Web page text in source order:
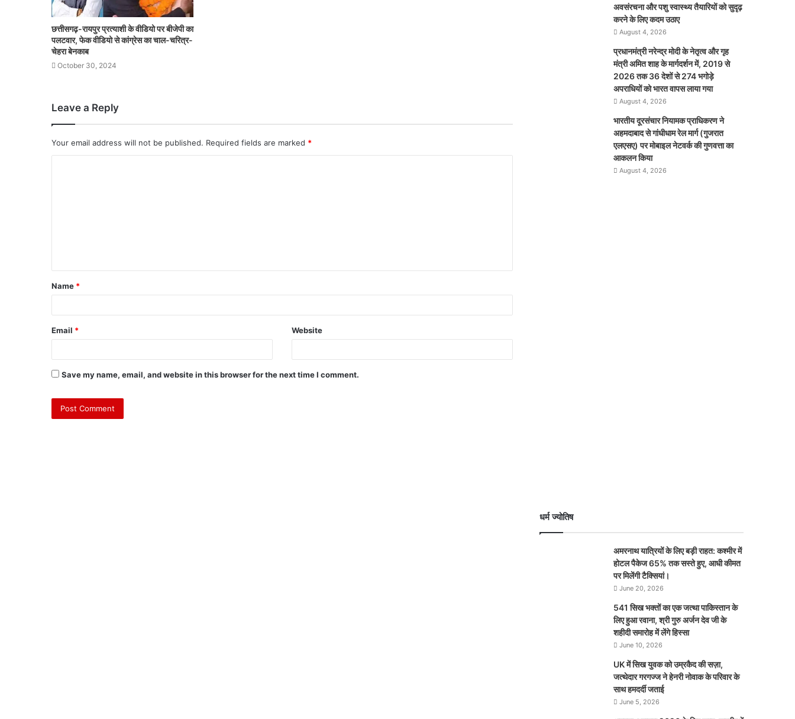
छत्तीसगढ़-रायपुर प्रत्याशी के वीडियो पर बीजेपी का
पलटवार, फेक वीडियो से कांग्रेस का चाल-चरित्र-
चेहरा बेनकाब
October 30, 2024
Leave a Reply
Your email address will not be published. Required fields are marked *
Name *
Email * Website
Save my name, email, and website in this browser for the next time I comment.
अवसंरचना और पशु स्वास्थ्य तैयारियों को सुदृढ़
करने के लिए कदम उठाए
August 4, 2026
प्रधानमंत्री नरेन्द्र मोदी के नेतृत्व और गृह
मंत्री अमित शाह के मार्गदर्शन में, 2019 से
2026 तक 36 देशों से 274 भगोड़े
अपराधियों को भारत वापस लाया गया
August 4, 2026
भारतीय दूरसंचार नियामक प्राधिकरण ने
अहमदाबाद से गांधीधाम रेल मार्ग (गुजरात
एलएसए) पर मोबाइल नेटवर्क की गुणवत्ता का
आकलन किया
August 4, 2026
धर्म ज्योतिष
अमरनाथ यात्रियों के लिए बड़ी राहत: कश्मीर में
होटल पैकेज 65% तक सस्ते हुए, आधी कीमत
पर मिलेंगी टैक्सियां।
June 20, 2026
541 सिख भक्तों का एक जत्था पाकिस्तान के
लिए हुआ रवाना, श्री गुरु अर्जन देव जी के
शहीदी समारोह में लेंगे हिस्सा
June 10, 2026
UK में सिख युवक को उम्रकैद की सज़ा,
जत्थेदार गरगज्ज ने हेनरी नोवाक के परिवार के
साथ हमदर्दी जताई
June 5, 2026